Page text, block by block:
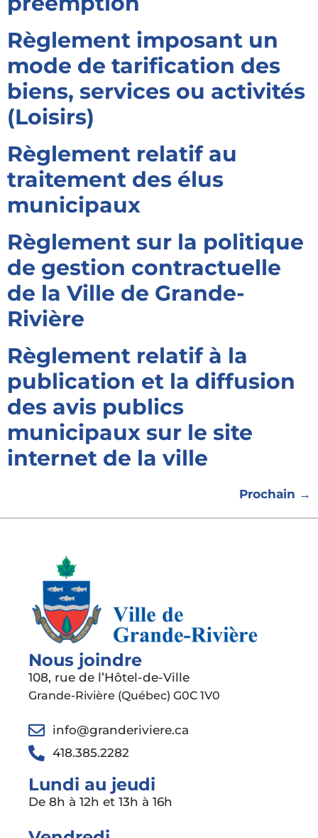
Règlement imposant un
mode de tarification des
biens, services ou activités
(Loisirs)
Règlement relatif au
traitement des élus
municipaux
Règlement sur la politique
de gestion contractuelle
de la Ville de Grande-
Rivière
Règlement relatif à la
publication et la diffusion
des avis publics
municipaux sur le site
internet de la ville
Prochain →
Nous joindre
108, rue de l’Hôtel-de-Ville
Grande-Rivière (Québec) G0C 1V0
info@granderiviere.ca
418.385.2282
Lundi au jeudi
De 8h à 12h et 13h à 16h